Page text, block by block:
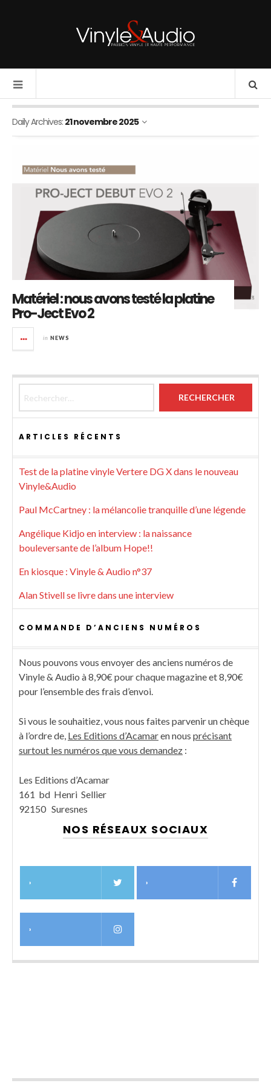
Daily Archives: 21 novembre 2025
Matériel : nous avons testé la platine
Pro-Ject Evo 2
in NEWS
ARTICLES RÉCENTS
Test de la platine vinyle Vertere DG X dans le nouveau
Vinyle&Audio
Paul McCartney : la mélancolie tranquille d’une légende
Angélique Kidjo en interview : la naissance
bouleversante de l’album Hope!!
En kiosque : Vinyle & Audio n°37
Alan Stivell se livre dans une interview
COMMANDE D’ANCIENS NUMÉROS
Nous pouvons vous envoyer des anciens numéros de
Vinyle & Audio à 8,90€ pour chaque magazine et 8,90€
pour l’ensemble des frais d’envoi.
Si vous le souhaitiez, vous nous faites parvenir un chèque
à l’ordre de, Les Editions d’Acamaren nous précisant
surtout les numéros que vous demandez :
Les Editions d’Acamar
161 bd Henri Sellier
92150 Suresnes
NOS RÉSEAUX SOCIAUX
› ›
›